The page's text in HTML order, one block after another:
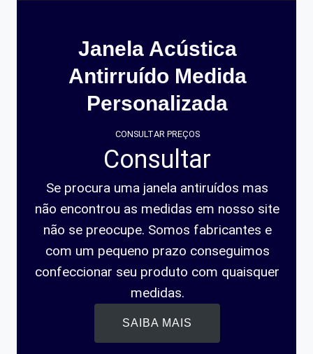
Janela Acústica
Antirruído Medida
Personalizada
CONSULTAR PREÇOS
Consultar
Se procura uma janela antiruídos mas
não encontrou as medidas em nosso site
não se preocupe. Somos fabricantes e
com um pequeno prazo conseguimos
confeccionar seu produto com quaisquer
medidas.
SAIBA MAIS